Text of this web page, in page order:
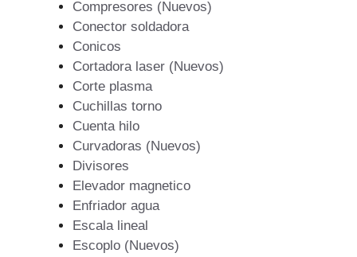
Compresores (Nuevos)
Conector soldadora
Conicos
Cortadora laser (Nuevos)
Corte plasma
Cuchillas torno
Cuenta hilo
Curvadoras (Nuevos)
Divisores
Elevador magnetico
Enfriador agua
Escala lineal
Escoplo (Nuevos)